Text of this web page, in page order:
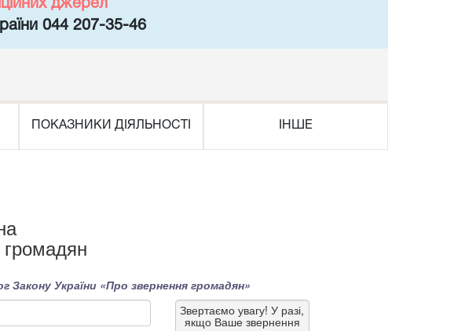
джерел
044 207-35-46
ПОКАЗНИКИ ДІЯЛЬНОСТІ ІНШЕ